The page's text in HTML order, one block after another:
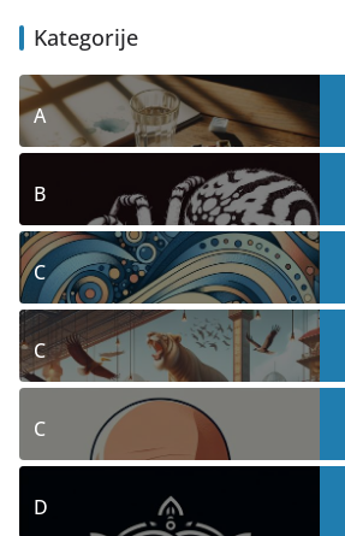
Kategorije
A
B
C
C
C
D